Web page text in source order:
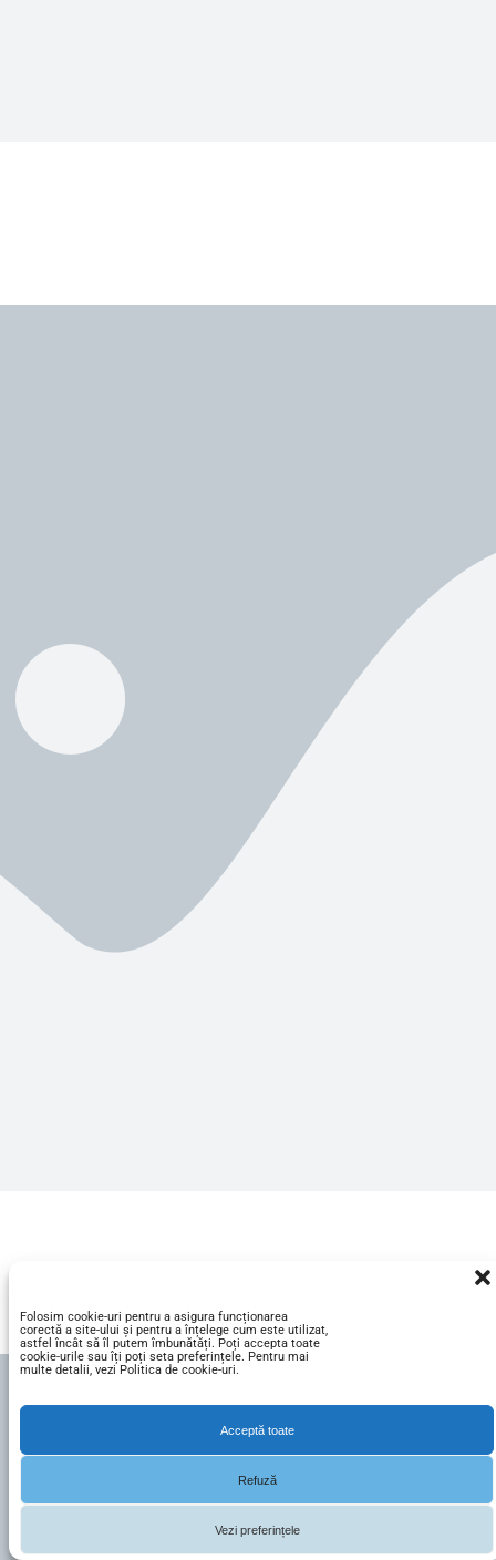
Folosim cookie-uri pentru a asigura funcționarea
corectă a site-ului și pentru a înțelege cum este utilizat,
astfel încât să îl putem îmbunătăți. Poți accepta toate
cookie-urile sau îți poți seta preferințele. Pentru mai
multe detalii, vezi Politica de cookie-uri.
Acceptă toate
Refuză
Vezi preferințele